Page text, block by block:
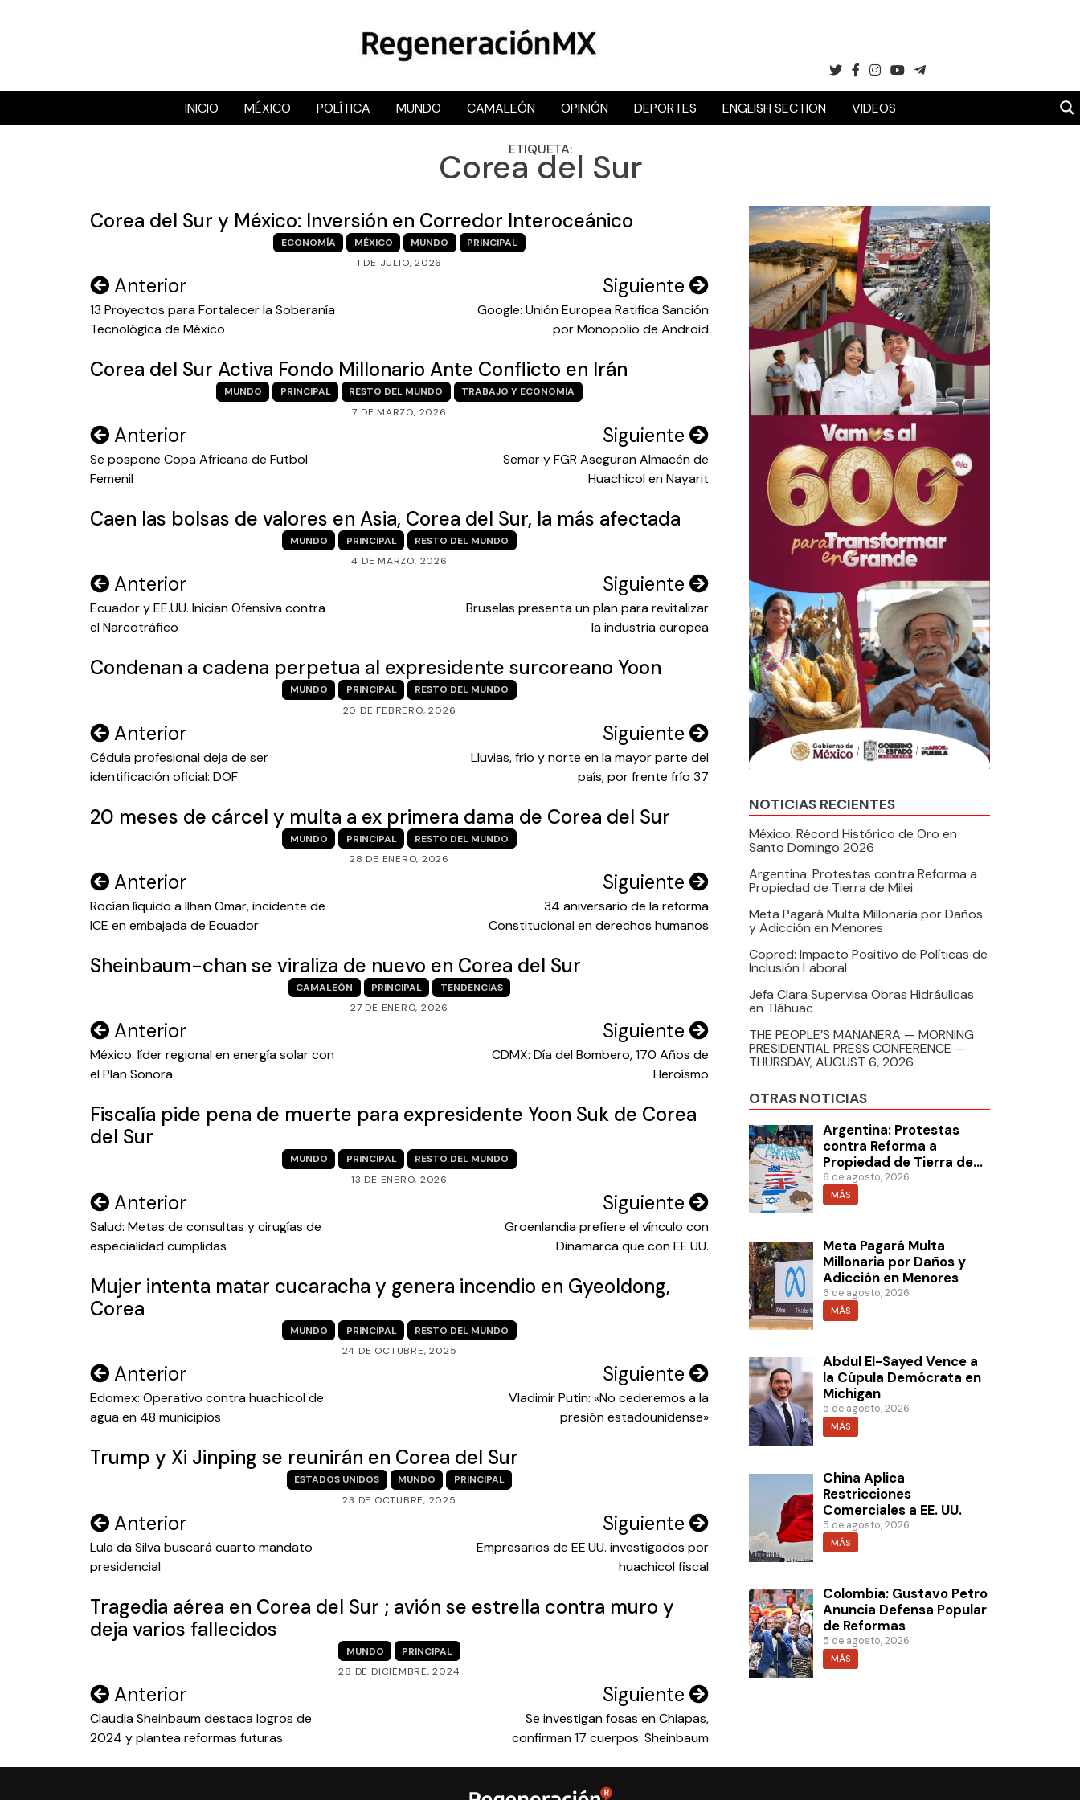
RegeneraciónMX
Sitio de noticias libre e independiente
INICIO MÉXICO POLÍTICA MUNDO CAMALEÓN OPINIÓN DEPORTES ENGLISH SECTION VIDEOS
ETIQUETA:
Corea del Sur
Corea del Sur y México: Inversión en Corredor Interoceánico
ECONOMÍA MÉXICO MUNDO
PRINCIPAL
1 DE JULIO, 2026
Navegación
de
entradas
Anterior
13 Proyectos para Fortalecer la Soberanía
Tecnológica de México
Siguiente
Google: Unión Europea Ratifica Sanción
por Monopolio de Android
Corea del Sur Activa Fondo Millonario Ante Conflicto en Irán
MUNDO PRINCIPAL RESTO DEL MUNDO
TRABAJO Y ECONOMÍA
7 DE MARZO, 2026
Navegación
de
Anterior
Se pospone Copa Africana de Futbol
Femenil
Siguiente
Semar y FGR Aseguran Almacén de
Huachicol en Nayarit
Caen las bolsas de valores en Asia, Corea del Sur, la más afectada
MUNDO PRINCIPAL
RESTO DEL MUNDO
4 DE MARZO, 2026
Navegación
de
Anterior
Ecuador y EE.UU. Inician Ofensiva contra
el Narcotráfico
Siguiente
Bruselas presenta un plan para revitalizar
la industria europea
Condenan a cadena perpetua al expresidente surcoreano Yoon
MUNDO PRINCIPAL
RESTO DEL MUNDO
20 DE FEBRERO, 2026
Navegación
de
Anterior
Cédula profesional deja de ser
identificación oficial: DOF
Siguiente
Lluvias, frío y norte en la mayor parte del
país, por frente frío 37
20 meses de cárcel y multa a ex primera dama de Corea del Sur
MUNDO PRINCIPAL
RESTO DEL MUNDO
28 DE ENERO, 2026
Navegación
de
entradas
Anterior
Rocían líquido a Ilhan Omar, incidente de
ICE en embajada de Ecuador
Siguiente
34 aniversario de la reforma
Constitucional en derechos humanos
Sheinbaum-chan se viraliza de nuevo en Corea del Sur
CAMALEÓN PRINCIPAL
TENDENCIAS
27 DE ENERO, 2026
Navegación
de
Anterior
México: líder regional en energía solar con
el Plan Sonora
Siguiente
CDMX: Día del Bombero, 170 Años de
Heroísmo
Fiscalía pide pena de muerte para expresidente Yoon Suk de Corea
del Sur
MUNDO PRINCIPAL
RESTO DEL MUNDO
13 DE ENERO, 2026
Navegación
de
entradas
Anterior
Salud: Metas de consultas y cirugías de
especialidad cumplidas
Siguiente
Groenlandia prefiere el vínculo con
Dinamarca que con EE.UU.
Mujer intenta matar cucaracha y genera incendio en Gyeoldong,
Corea
MUNDO PRINCIPAL
RESTO DEL MUNDO
24 DE OCTUBRE, 2025
Navegación
de
entradas
Anterior
Edomex: Operativo contra huachicol de
agua en 48 municipios
Siguiente
Vladimir Putin: «No cederemos a la
presión estadounidense»
Trump y Xi Jinping se reunirán en Corea del Sur
ESTADOS UNIDOS MUNDO
PRINCIPAL
23 DE OCTUBRE, 2025
Navegación
de
entradas
Anterior
Lula da Silva buscará cuarto mandato
presidencial
Siguiente
Empresarios de EE.UU. investigados por
huachicol fiscal
Tragedia aérea en Corea del Sur ; avión se estrella contra muro y
deja varios fallecidos
MUNDO
PRINCIPAL
28 DE DICIEMBRE, 2024
Navegación
de
entradas
Anterior
Claudia Sheinbaum destaca logros de
2024 y plantea reformas futuras
Siguiente
Se investigan fosas en Chiapas,
confirman 17 cuerpos: Sheinbaum
NOTICIAS RECIENTES
México: Récord Histórico de Oro en
Santo Domingo 2026
Argentina: Protestas contra Reforma a
Propiedad de Tierra de Milei
Meta Pagará Multa Millonaria por Daños
y Adicción en Menores
Copred: Impacto Positivo de Políticas de
Inclusión Laboral
Jefa Clara Supervisa Obras Hidráulicas
en Tláhuac
THE PEOPLE’S MAÑANERA — MORNING
PRESIDENTIAL PRESS CONFERENCE —
THURSDAY, AUGUST 6, 2026
OTRAS NOTICIAS
Argentina: Protestas
contra Reforma a
Propiedad de Tierra de
Milei
6 de agosto, 2026
MÁS
Meta Pagará Multa
Millonaria por Daños y
Adicción en Menores
6 de agosto, 2026
MÁS
Abdul El-Sayed Vence a
la Cúpula Demócrata en
Michigan
5 de agosto, 2026
MÁS
China Aplica
Restricciones
Comerciales a EE. UU.
5 de agosto, 2026
MÁS
Colombia: Gustavo Petro
Anuncia Defensa Popular
de Reformas
5 de agosto, 2026
MÁS